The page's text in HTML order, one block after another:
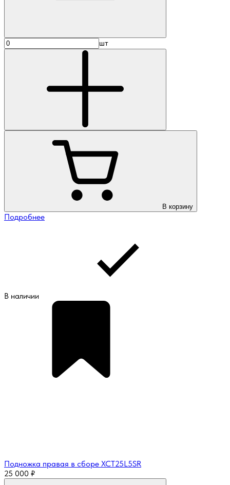
шт
В корзину
Подробнее
В наличии
Подножка правая в сборе XCT25L5SR
25 000 ₽